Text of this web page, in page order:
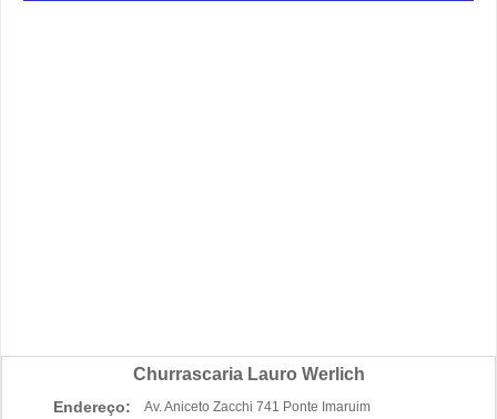
Churrascaria Lauro Werlich
Endereço: Av. Aniceto Zacchi 741 Ponte Imaruim